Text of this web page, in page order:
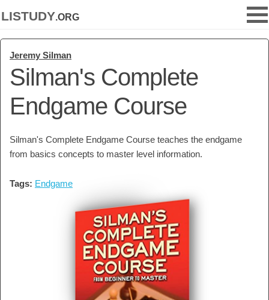
listudy.org
Jeremy Silman
Silman's Complete
Endgame Course
Silman's Complete Endgame Course teaches the endgame
from basics concepts to master level information.
Tags: Endgame